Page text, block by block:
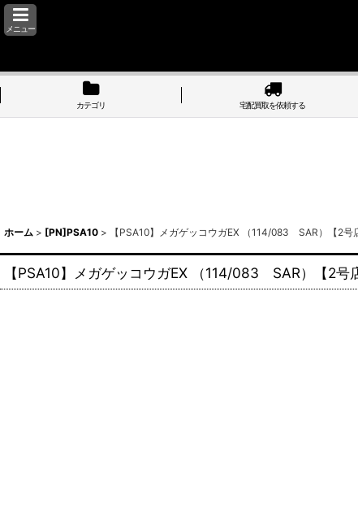
メニュー
カテゴリ 宅配買取を依頼する
ホーム > [PN]PSA10 > 【PSA10】メガゲッコウガEX （114/083 SAR）【2号
【PSA10】メガゲッコウガEX （114/083 SAR）【2号